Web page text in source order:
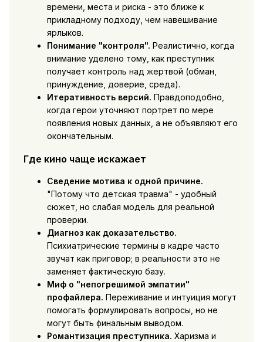
времени, места и риска - это ближе к
прикладному подходу, чем навешивание
ярлыков.
Понимание "контроля". Реалистично, когда
внимание уделено тому, как преступник
получает контроль над жертвой (обман,
принуждение, доверие, среда).
Итеративность версий. Правдоподобно,
когда герои уточняют портрет по мере
появления новых данных, а не объявляют его
окончательным.
Где кино чаще искажает
Сведение мотива к одной причине.
"Потому что детская травма" - удобный
сюжет, но слабая модель для реальной
проверки.
Диагноз как доказательство.
Психиатрические термины в кадре часто
звучат как приговор; в реальности это не
заменяет фактическую базу.
Миф о "непогрешимой эмпатии"
профайлера. Переживание и интуиция могут
помогать формулировать вопросы, но не
могут быть финальным выводом.
Романтизация преступника. Харизма и